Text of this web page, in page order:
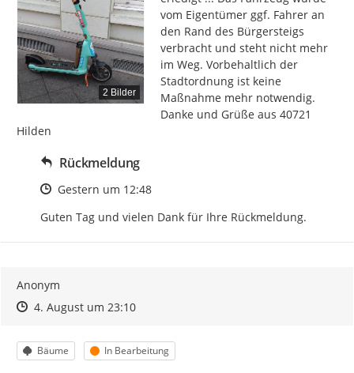
2 Bilder
vom Eigentümer ggf. Fahrer an
den Rand des Bürgersteigs
verbracht und steht nicht mehr
im Weg. Vorbehaltlich der
Stadtordnung ist keine
Maßnahme mehr notwendig.
Danke und Grüße aus 40721
Hilden
Rückmeldung
Zeitpunkt des Erstellens
Gestern um 12:48
Guten Tag und vielen Dank für Ihre Rückmeldung.
Anonym
Zeitpunkt des Erstellens
Zeitpunkt des Erstellens
4. August um 23:10Zur Äußerung
Kategorie
Bäume Status
In Bearbeitung